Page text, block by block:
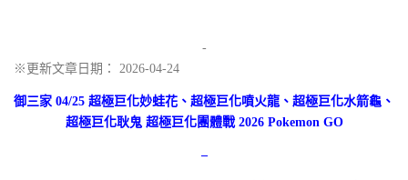
-
※更新文章日期： 2026-04-24
御三家 04/25 超極巨化妙蛙花、超極巨化噴火龍、超極巨化水箭龜、
超極巨化耿鬼 超極巨化團體戰 2026 Pokemon GO
–